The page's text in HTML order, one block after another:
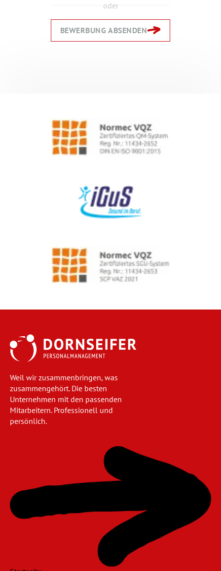
oder
BEWERBUNG ABSENDEN
Weil wir zusammenbringen, was
zusammengehört. Die besten
Unternehmen mit den passenden
Mitarbeitern. Professionell und
persönlich.